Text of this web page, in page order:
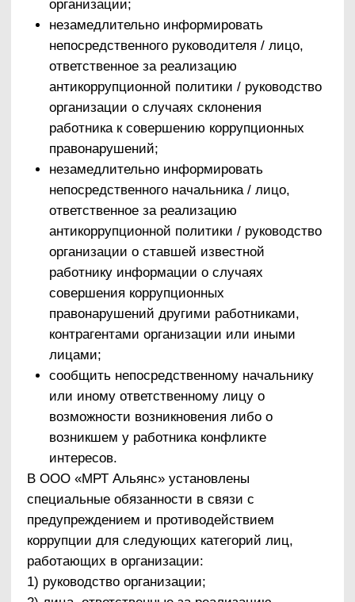
представителям контрольно-надзорных и
правоохранительных органов при
деятельности организации по вопросам
предупреждения и противодействия
коррупции;
представителям правоохранительных
органов при проведении мероприятий по
пресечению или расследованию
коррупционных преступлений, включая
оперативно-разыскные мероприятия;
проведение оценки результатов
Альянс».
Цель оценки коррупционных рисков –
определение конкретных деловых операций в
деятельности ООО «МРТ Альянс», при
вероятность совершения работниками
организации коррупционных правонарушений
целях получения выгоды организацией.
Оценка коррупционных рисков является
важнейшим элементом антикоррупционной
соответствие реализуемых антикоррупционных
мероприятий специфике деятельности
ресурсы, направляемые на проведение работы
по профилактике коррупции.
Оценку коррупционных рисков рекомендуется
антикоррупционной политики, так и после ее
утверждения на регулярной основе.
3.1. Порядок проведения оценки
коррупционных рисков